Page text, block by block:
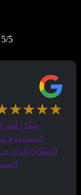
5/5 نجوم
شكرًا
المستمرة
العملاء) الذي